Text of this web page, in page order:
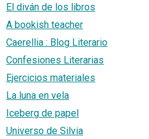
El diván de los libros
A bookish teacher
Caerellia : Blog Literario
Confesiones Literarias
Ejercicios materiales
La luna en vela
Iceberg de papel
Universo de Silvia